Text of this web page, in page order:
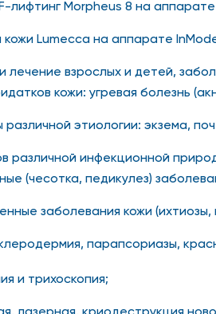
лифтинг Morpheus 8 на
Lumecca на аппарате
лечение взрослых и детей,
кожи: угревая болезнь
этиологии: экзема,
различной инфекционной
(чесотка, педикулез)
заболевания кожи
парапсориазы,
и трихоскопия;